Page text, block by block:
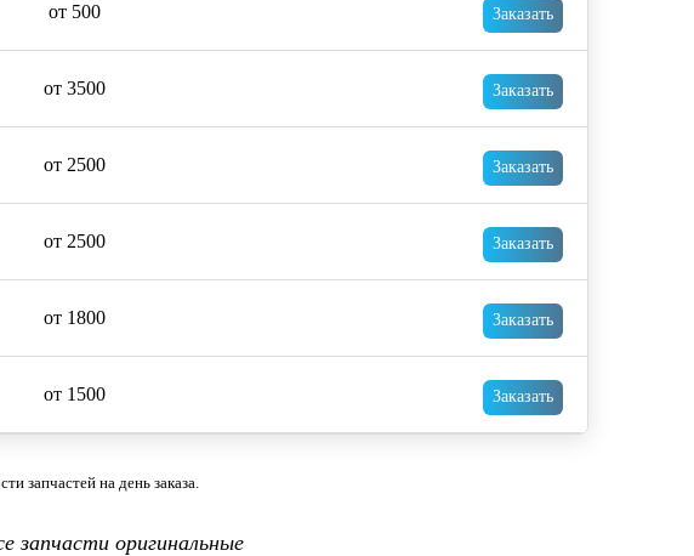
от 500 Заказать
от 3500 Заказать
от 2500 Заказать
от 2500 Заказать
от 1800 Заказать
от 1500 Заказать
запчастей на день заказа.
запчасти оригинальные